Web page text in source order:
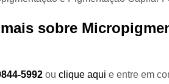
sobre
5992 ou clique aqui e entre em